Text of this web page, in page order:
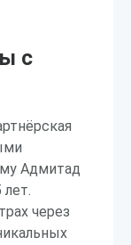
с
Адмитад
через